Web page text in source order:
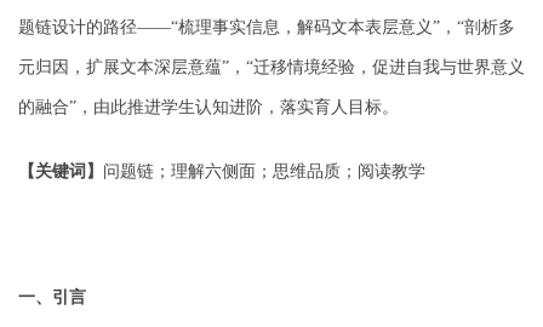
题链设计的路径——“梳理事实信息，解码文本表层意义” ， “剖析多
元归因，扩展文本深层意蕴” ， “迁移情境经验，促进自我与世界意义
的融合” ，由此推进学生认知进阶，落实育人目标。
【关键词】 问题链；理解六侧面；思维品质；阅读教学
一、引言